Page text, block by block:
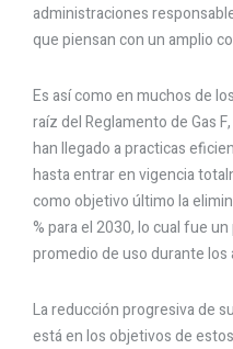
administraciones
que piensan con un amplio
Es así como en muchos de
raíz del Reglamento de Gas
han llegado a practicas
hasta entrar en vigencia
como objetivo último la
% para el 2030, lo cual fue
promedio de uso durante los
La reducción progresiva de
está en los objetivos de